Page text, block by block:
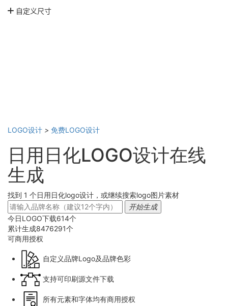
LOGO设计 > 免费LOGO设计
日用日化LOGO设计在线
生成
找到 1 个日用日化logo设计，或继续搜索logo图片素材
开始生成
今日LOGO下载614个
累计生成8476291个
可商用授权
自定义品牌Logo及品牌色彩
支持可印刷源文件下载
所有元素和字体均有商用授权